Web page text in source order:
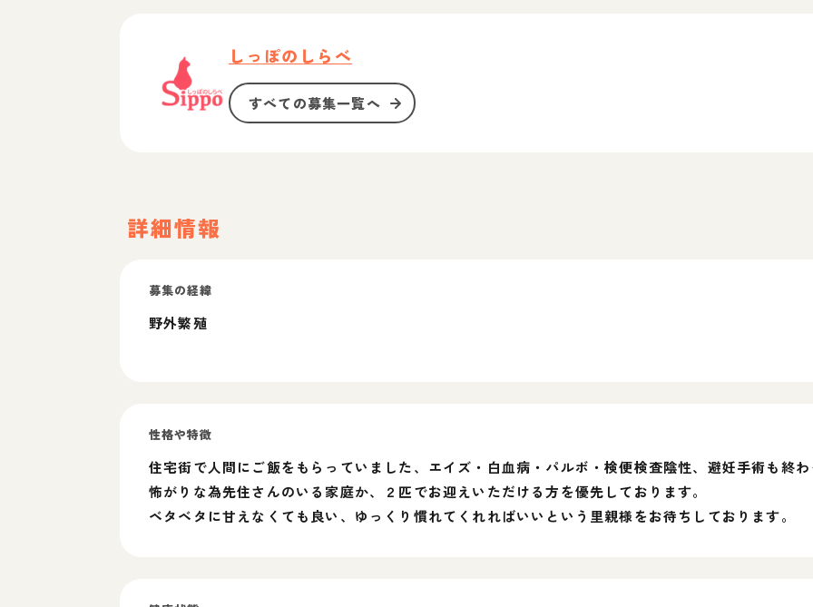
しっぽのしらべ
すべての募集一覧へ
詳細情報
募集の経緯
野外繁殖
性格や特徴
住宅街で人間にご飯をもらっていました、エイズ・白血病・パルボ・検便検査陰性、避妊手術も終
怖がりな為先住さんのいる家庭か、２匹でお迎えいただける方を優先しております。
ベタベタに甘えなくても良い、ゆっくり慣れてくれればいいという里親様をお待ちしております。